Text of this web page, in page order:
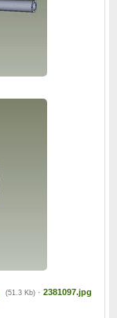
(51.3 Kb) · 2381097.jpg